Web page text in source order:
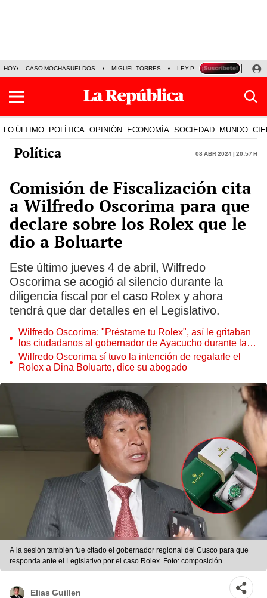
HOY CASO MOCHASUELDOS MIGUEL TORRES LEY PULPÍN PRECIO DEL
LO ÚLTIMO POLÍTICA OPINIÓN ECONOMÍA SOCIEDAD MUNDO
Política 08 Abr 2024 | 20:57 h
Comisión de Fiscalización cita
a Wilfredo Oscorima para que
declare sobre los Rolex que le
dio a Boluarte
Este último jueves 4 de abril, Wilfredo
Oscorima se acogió al silencio durante la
diligencia fiscal por el caso Rolex y ahora
tendrá que dar detalles en el Legislativo.
Wilfredo Oscorima: "Préstame tu Rolex", así le gritaban
los ciudadanos al gobernador de Ayacucho durante la
inauguración de una obra
Wilfredo Oscorima sí tuvo la intención de regalarle el
Rolex a Dina Boluarte, dice su abogado
A la sesión también fue citado el gobernador regional del Cusco para que
responda ante el Legislativo por el caso Rolex. Foto: composición
LR/Andina
Elias Guillen